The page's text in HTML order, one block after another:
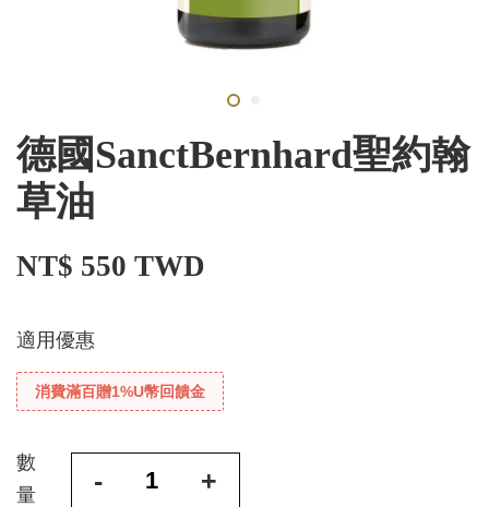
德國SanctBernhard聖約翰
草油
NT$ 550 TWD
適用優惠
消費滿百贈1%U幣回饋金
數
量
- +